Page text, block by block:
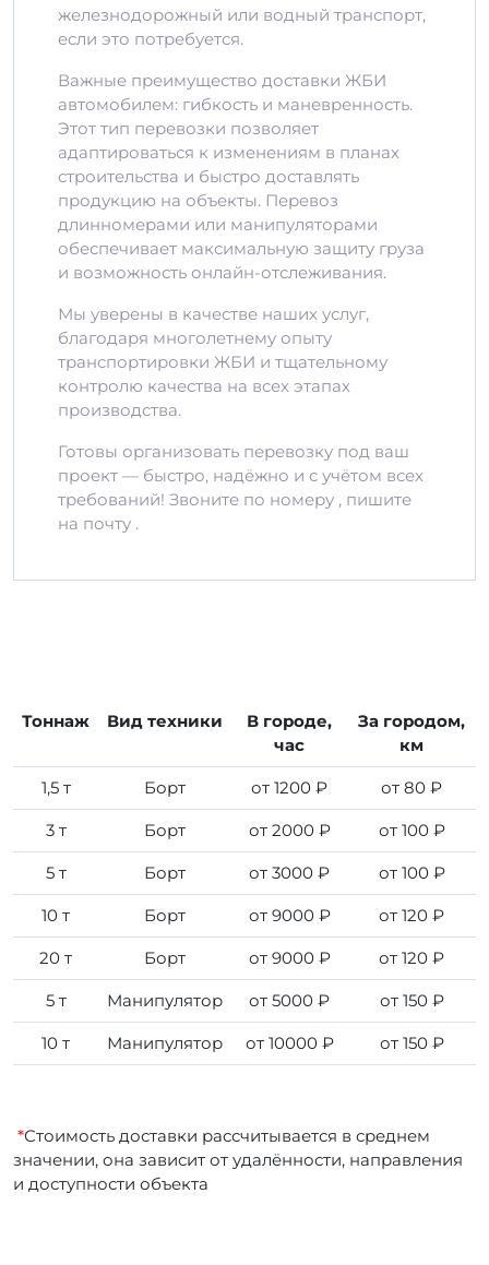
железнодорожный или водный транспорт,
если это потребуется.
Важные преимущество доставки ЖБИ
автомобилем: гибкость и маневренность.
Этот тип перевозки позволяет
адаптироваться к изменениям в планах
строительства и быстро доставлять
продукцию на объекты. Перевоз
длинномерами или манипуляторами
обеспечивает максимальную защиту груза
и возможность онлайн-отслеживания.
Мы уверены в качестве наших услуг,
благодаря многолетнему опыту
транспортировки ЖБИ и тщательному
контролю качества на всех этапах
производства.
Готовы организовать перевозку под ваш
проект — быстро, надёжно и с учётом всех
требований! Звоните по номеру , пишите
на почту .
Тоннаж Вид техники
В городе,
час
За городом,
км
1,5 т Борт от 1200 ₽ от 80 ₽
3 т Борт от 2000 ₽ от 100 ₽
5 т Борт от 3000 ₽ от 100 ₽
10 т Борт от 9000 ₽ от 120 ₽
20 т Борт от 9000 ₽ от 120 ₽
5 т Манипулятор от 5000 ₽ от 150 ₽
10 т Манипулятор от 10000 ₽ от 150 ₽
*Стоимость доставки рассчитывается в среднем
значении, она зависит от удалённости, направления
и доступности объекта